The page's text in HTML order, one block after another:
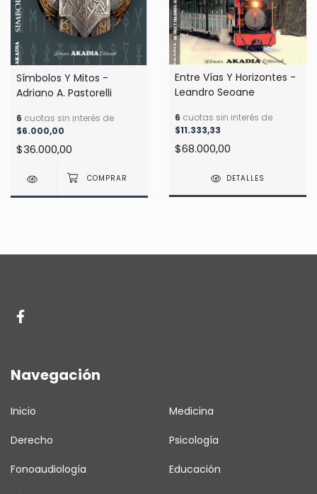
Símbolos Y Mitos -
Adriano A. Pastorelli
6 cuotas sin interés de
$6.000,00
$36.000,00
Entre Vías Y Horizontes -
Leandro Seoane
6 cuotas sin interés de
$11.333,33
$68.000,00
DETALLES
Navegación
Inicio Medicina
Derecho Psicología
Fonoaudiología Educación